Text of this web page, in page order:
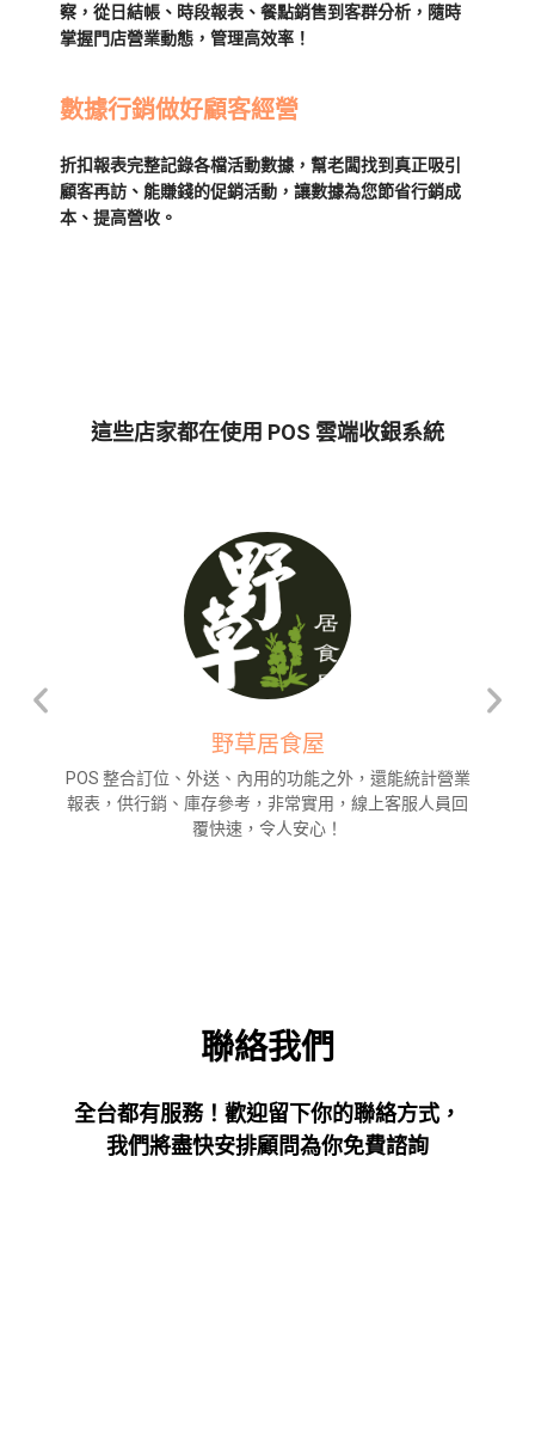
察，從日結帳、時段報表、餐點銷售到客群分析，隨時
掌握門店營業動態，管理高效率！
數據行銷做好顧客經營
折扣報表完整記錄各檔活動數據，幫老闆找到真正吸引
顧客再訪、能賺錢的促銷活動，讓數據為您節省行銷成
本、提高營收。
這些店家都在使用 POS 雲端收銀系統
POS 整合訂位、外送、內用的功能之外，還能統計營業
報表，供行銷、庫存參考，非常實用，線上客服人員回
覆快速，令人安心！
野草居食屋
聯絡我們
全台都有服務！歡迎留下你的聯絡方式，
我們將盡快安排顧問為你免費諮詢